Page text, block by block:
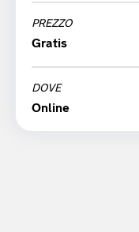
giovedì 08 aprile '21
PREZZO
Gratis
DOVE
Online